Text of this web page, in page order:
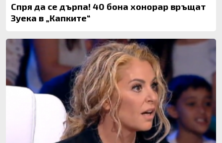
Спря да се дърпа! 40 бона хонорар връщат
Зуека в „Капките“